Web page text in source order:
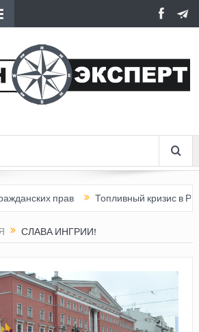
прав Топливный кризис в России
СЛАВА ИНГРИИ!